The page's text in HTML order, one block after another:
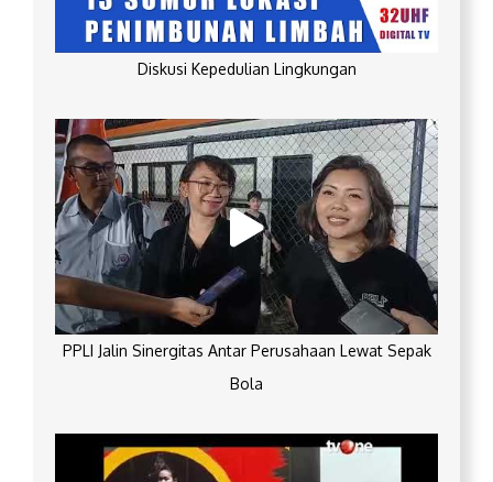
Diskusi Kepedulian Lingkungan
PPLI Jalin Sinergitas Antar Perusahaan Lewat Sepak
Bola